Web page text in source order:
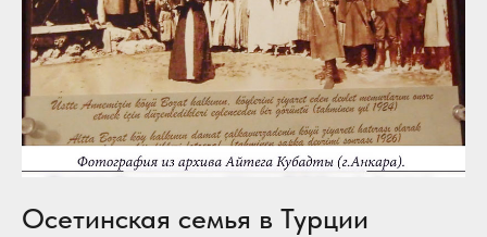
Осетинская семья в Турции